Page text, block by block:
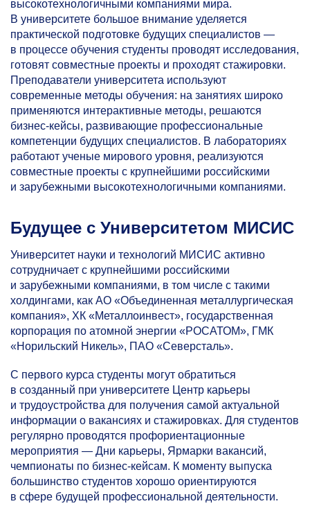
высокотехнологичными компаниями мира.
В университете большое внимание уделяется
практической подготовке будущих специалистов —
в процессе обучения студенты проводят исследования,
готовят совместные проекты и проходят стажировки.
Преподаватели университета используют
современные методы обучения: на занятиях широко
применяются интерактивные методы, решаются
бизнес-кейсы, развивающие профессиональные
компетенции будущих специалистов. В лабораториях
работают ученые мирового уровня, реализуются
совместные проекты с крупнейшими российскими
и зарубежными высокотехнологичными компаниями.
Будущее с Университетом МИСИС
Университет науки и технологий МИСИС активно
сотрудничает с крупнейшими российскими
и зарубежными компаниями, в том числе с такими
холдингами, как АО «Объединенная металлургическая
компания», ХК «Металлоинвест», государственная
корпорация по атомной энергии «РОСАТОМ», ГМК
«Норильский Никель», ПАО «Северсталь».
С первого курса студенты могут обратиться
в созданный при университете Центр карьеры
и трудоустройства для получения самой актуальной
информации о вакансиях и стажировках. Для студентов
регулярно проводятся профориентационные
мероприятия — Дни карьеры, Ярмарки вакансий,
чемпионаты по бизнес-кейсам. К моменту выпуска
большинство студентов хорошо ориентируются
в сфере будущей профессиональной деятельности.